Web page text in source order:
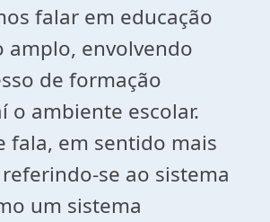
falar em educação
amplo, envolvendo
de formação
o ambiente escolar.
fala, em sentido mais
se ao sistema
um sistema